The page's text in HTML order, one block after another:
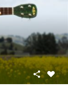
Partager